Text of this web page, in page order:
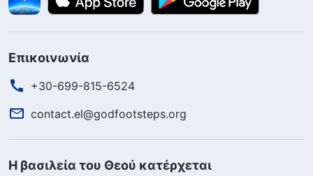
Επικοινωνία
+30-699-815-6524
contact.el@godfootsteps.org
Η βασιλεία του Θεού κατέρχεται